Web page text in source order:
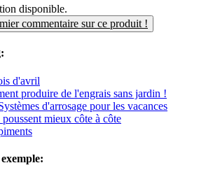
disponible.
commentaire sur ce produit !
d'avril
produire de l'engrais sans jardin !
d'arrosage pour les vacances
mieux côte à côte